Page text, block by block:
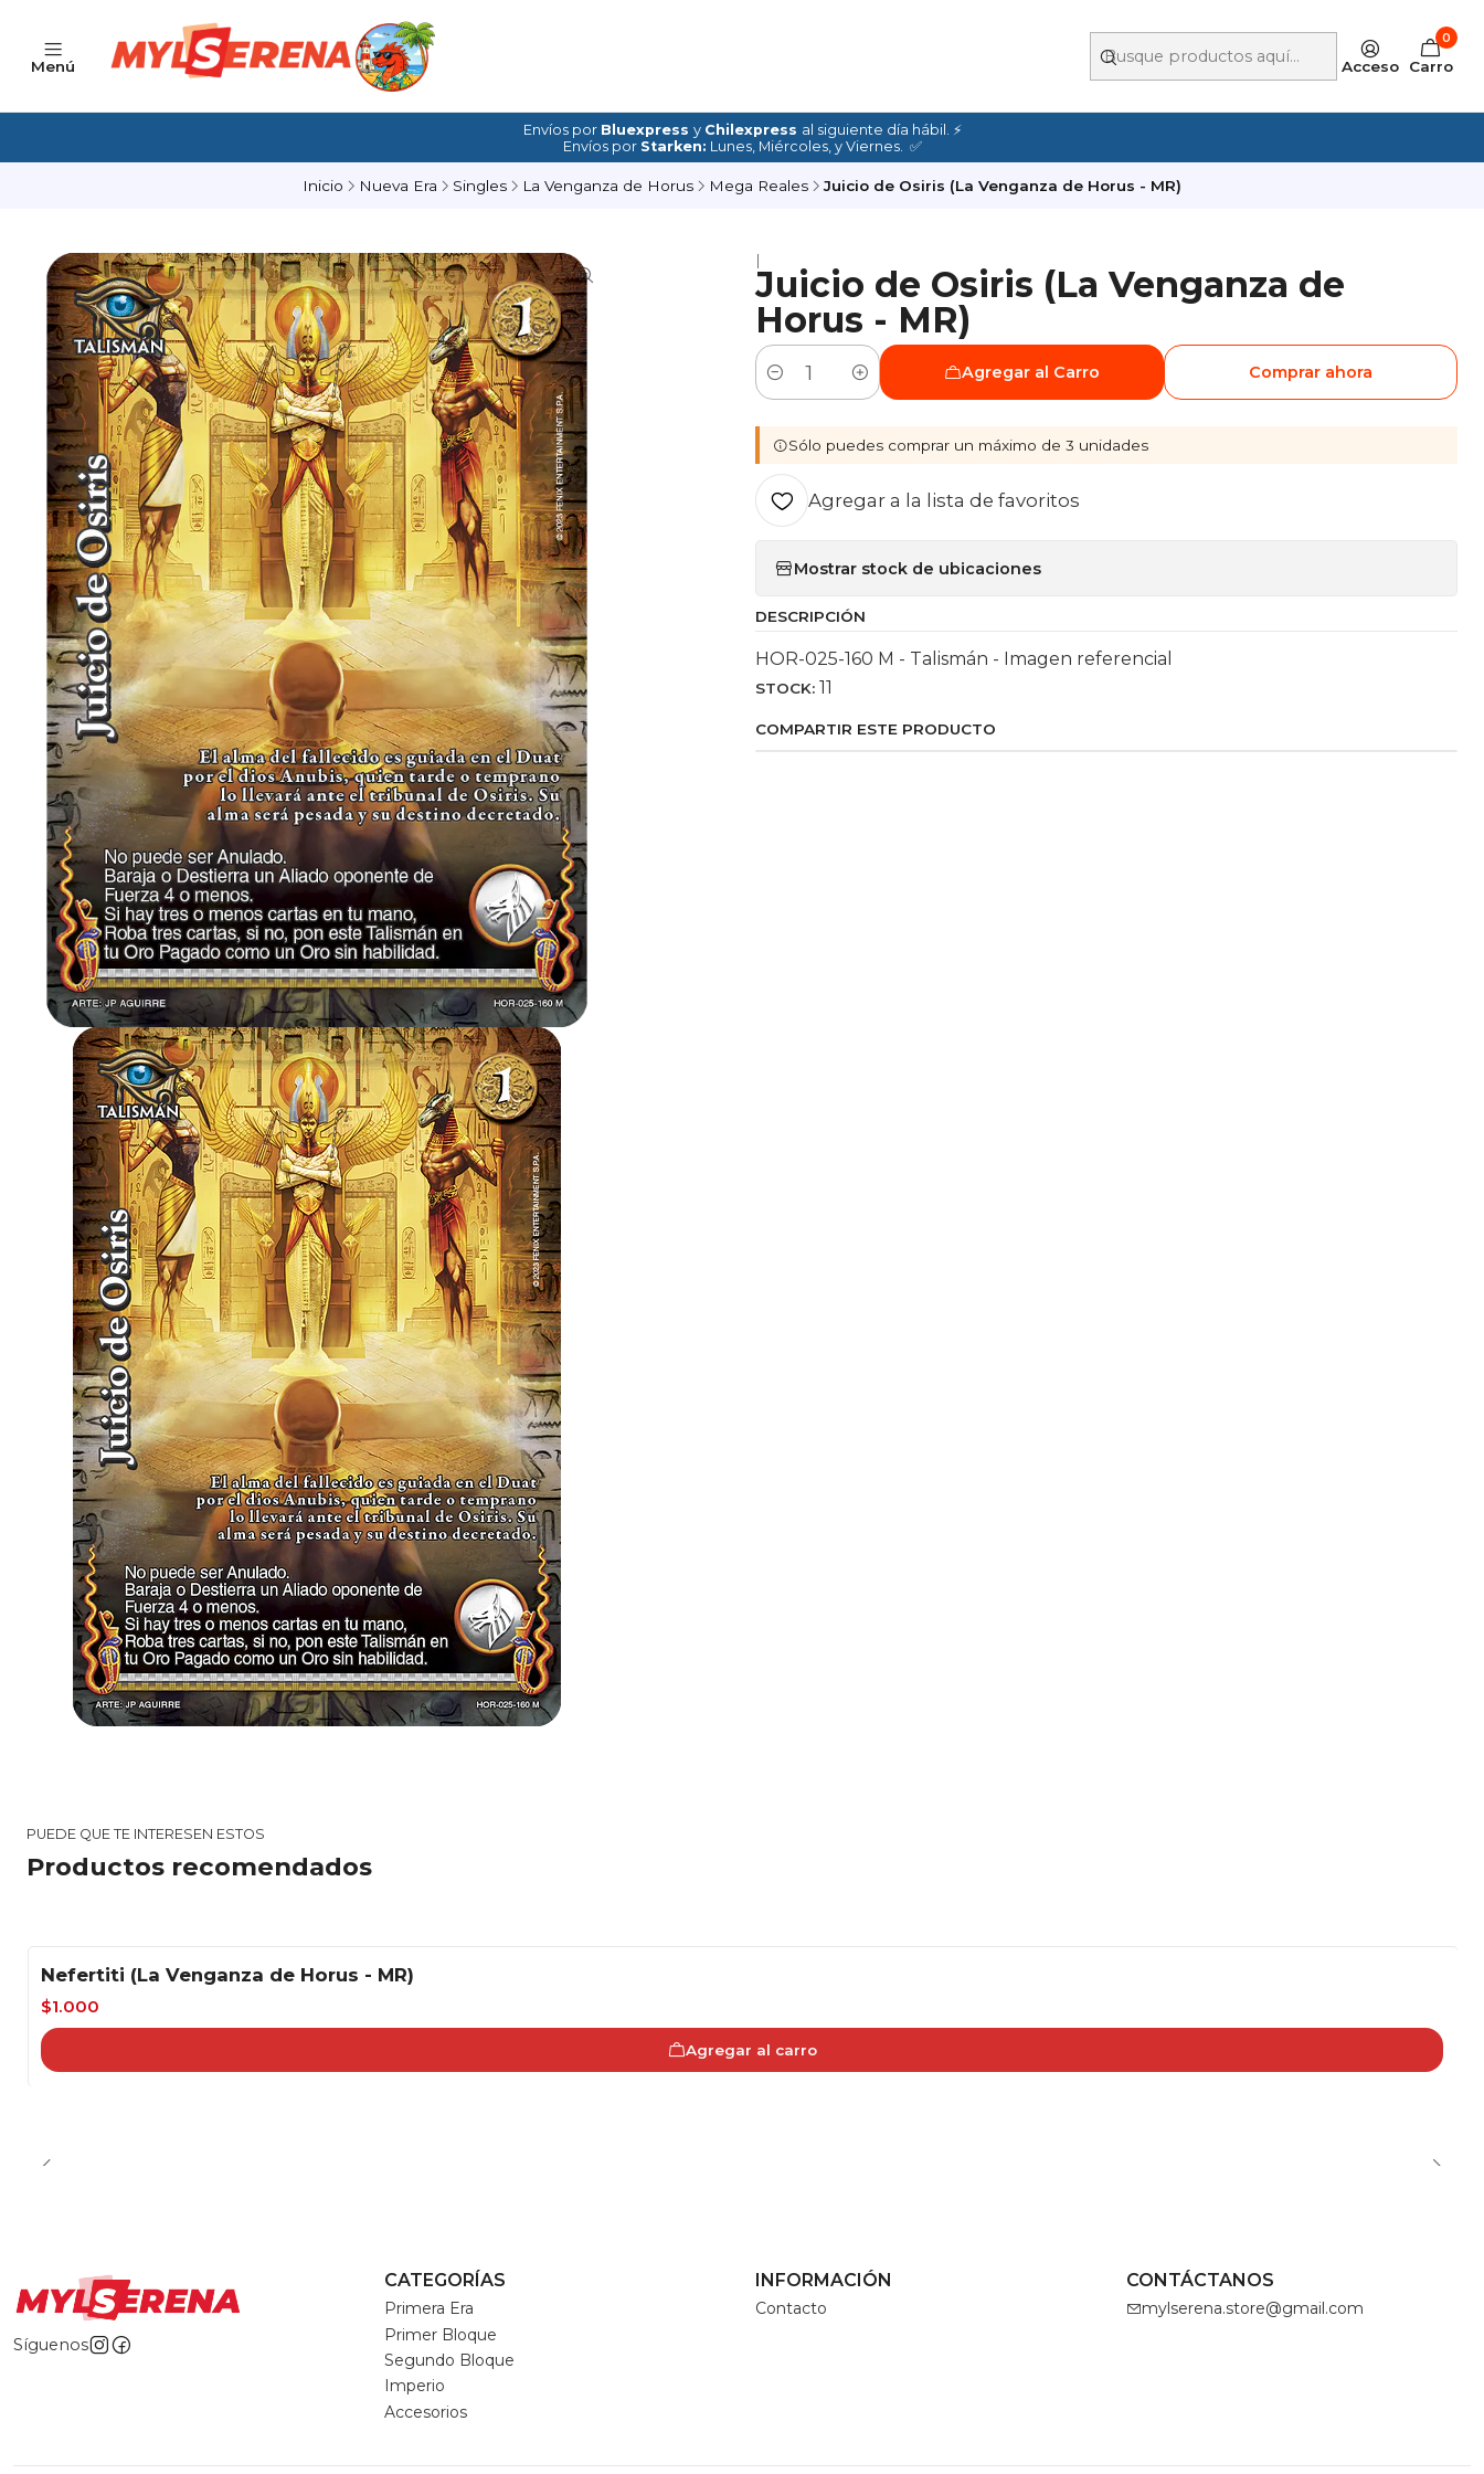
Menú Acceso
0
Carro
Envíos por Bluexpress y Chilexpress al siguiente día hábil. ⚡
Envíos por Starken: Lunes, Miércoles, y Viernes. ✅
Inicio Nueva Era Singles La Venganza de Horus Mega Reales Juicio de Osiris (La Venganza de Horus - MR)
|
Juicio de Osiris (La Venganza de
Horus - MR)
Cantidad
Agregar al Carro Comprar ahora
Sólo puedes comprar un máximo de 3 unidades
Agregar a la lista de favoritos
Mostrar stock de ubicaciones
DESCRIPCIÓN
HOR-025-160 M - Talismán - Imagen referencial
STOCK: 11
COMPARTIR ESTE PRODUCTO
PUEDE QUE TE INTERESEN ESTOS
Productos recomendados
-33%
Nefertiti (La Venganza de Horus - MR)
$1.000
Agregar al carro
Síguenos
CATEGORÍAS
Primera Era
Primer Bloque
Segundo Bloque
Imperio
Accesorios
INFORMACIÓN
Contacto
CONTÁCTANOS
mylserena.store@gmail.com